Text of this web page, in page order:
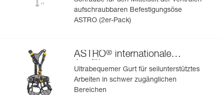
aufschraubbaren Befestigungsöse
ASTRO (2er-Pack)
ASTRO® internationale
Ausführung
Ultrabequemer Gurt für seilunterstütztes
Arbeiten in schwer zugänglichen
Bereichen